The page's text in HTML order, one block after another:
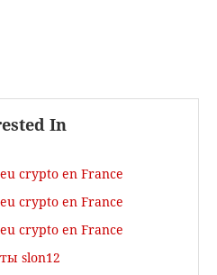
In
crypto en France
crypto en France
crypto en France
slon12